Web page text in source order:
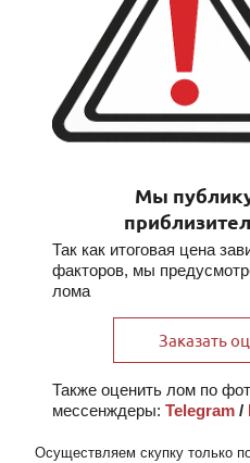
Мы
Так как итоговая цена
факторов, мы
лома
Заказать
Также оценить лом по
мессенждеры: Telegram /
Осуществляем скупку только